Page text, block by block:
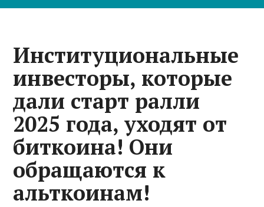
Институциональные
инвесторы, которые
дали старт ралли
2025 года, уходят от
биткоина! Они
обращаются к
альткоинам!